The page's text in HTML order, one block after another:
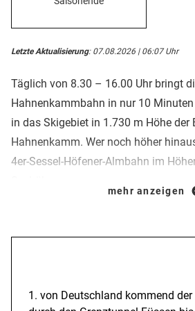
Letzte Aktualisierung: 07.08.2026 | 06:07 Uhr
Täglich von 8.30 – 16.00 Uhr bringt
Hahnenkammbahn in nur 10
in das Skigebiet in 1.730 m Höhe der
Hahnenkamm. Wer noch höher
4er-Sessel-Höfener-Almbahn im
insgesamt
mehr anzeigen
1. von Deutschland kommend